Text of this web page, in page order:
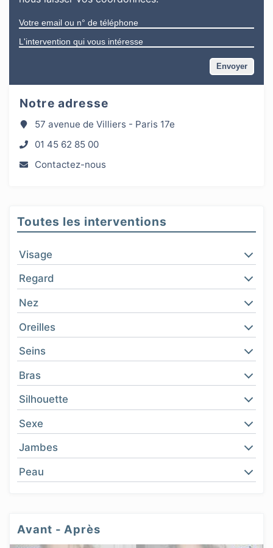
Notre adresse
57 avenue de Villiers - Paris 17e
01 45 62 85 00
Contactez-nous
Toutes les interventions
Visage
Regard
Nez
Oreilles
Seins
Bras
Silhouette
Sexe
Jambes
Peau
Avant - Après